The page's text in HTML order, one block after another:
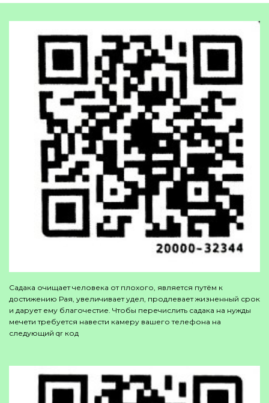
Садака очищает человека от плохого, является путём к
достижению Рая, увеличивает удел, продлевает жизненный срок
и дарует ему благочестие. Чтобы перечислить садака на нужды
мечети требуется навести камеру вашего телефона на
следующий qr код